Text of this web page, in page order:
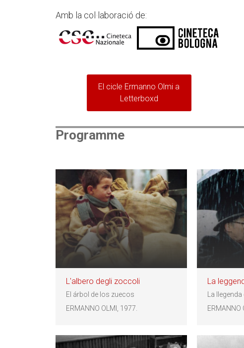
Amb la col·laboració de:
El cicle Ermanno Olmi a
Letterboxd
Programme
L'albero degli zoccoli
El árbol de los zuecos
ERMANNO OLMI, 1977.
La
La
ERMANNO